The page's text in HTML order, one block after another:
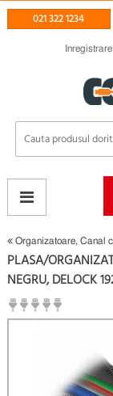
021 322 1234
Inregistrare
Organizatoare, Canal
PLASA/
NEGRU, DELOCK
(